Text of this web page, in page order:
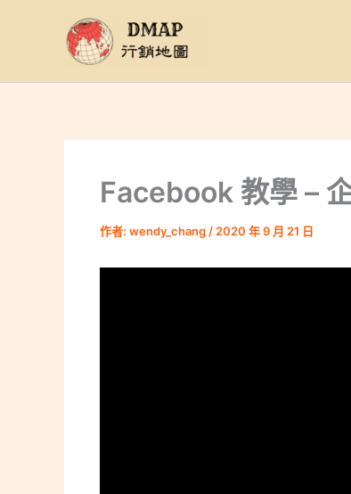
要
Facebook 教學 –
作者: wendy_chang / 2020 年 9 月 21 日